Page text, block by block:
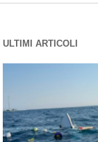
ULTIMI ARTICOLI